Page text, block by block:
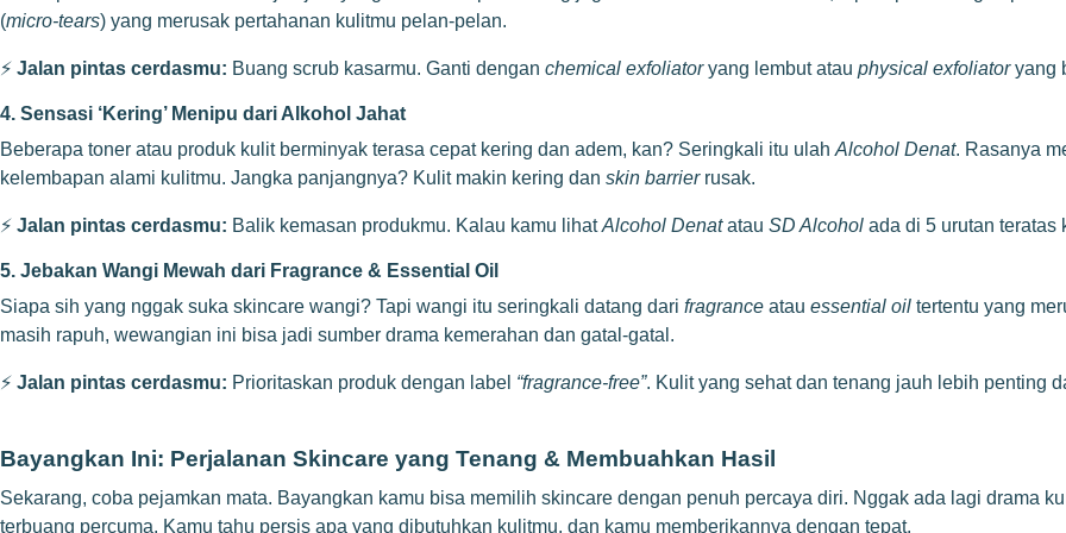
(micro-tears) yang merusak pertahanan kulitmu pelan-pelan.
⚡ Jalan pintas cerdasmu: Buang scrub kasarmu. Ganti dengan chemical exfoliatoryang lembut atau physical exfoliatoryang
4. Sensasi ‘Kering’ Menipu dari Alkohol Jahat
Beberapa toner atau produk kulit berminyak terasa cepat kering dan adem, kan? Seringkali itu ulah Alcohol Denat. Rasanya
kelembapan alami kulitmu. Jangka panjangnya? Kulit makin kering dan skin barrierrusak.
⚡ Jalan pintas cerdasmu: Balik kemasan produkmu. Kalau kamu lihatAlcohol Denatatau SD Alcohol ada di 5 urutan teratas
5. Jebakan Wangi Mewah dari Fragrance & Essential Oil
Siapa sih yang nggak suka skincare wangi? Tapi wangi itu seringkali datang dari fragrance atau essential oil tertentu yang
masih rapuh, wewangian ini bisa jadi sumber drama kemerahan dan gatal-gatal.
⚡ Jalan pintas cerdasmu: Prioritaskan produk dengan label “fragrance-free”. Kulit yang sehat dan tenang jauh lebih penting
Bayangkan Ini: Perjalanan Skincare yang Tenang & Membuahkan Hasil
Sekarang, coba pejamkan mata. Bayangkan kamu bisa memilih skincare dengan penuh percaya diri. Nggak ada lagi drama
terbuang percuma. Kamu tahu persis apa yang dibutuhkan kulitmu, dan kamu memberikannya dengan tepat.